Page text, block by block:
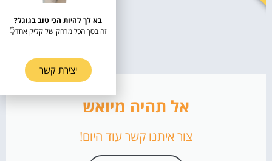
אל תהיה מיואש
צור איתנו קשר עוד היום!
בא לך להיות הכי טוב בגוגל?
זה בסך הכל מרחק של קליק אחד👇
יצירת קשר